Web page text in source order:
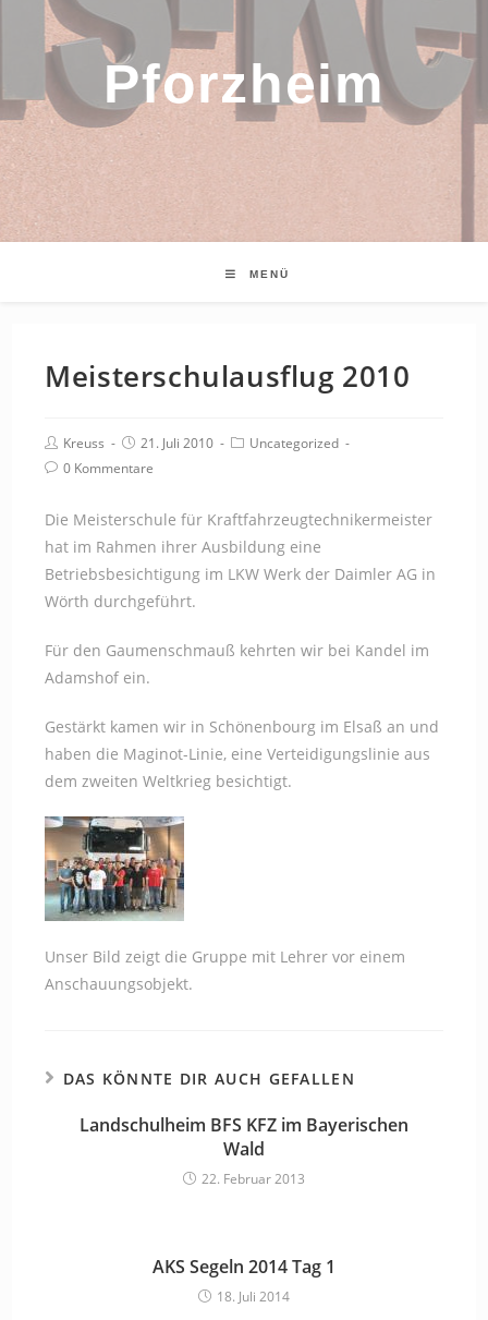
Pforzheim
MENÜ
Meisterschulausflug 2010
Beitrags-
Autor:
Kreuss
Beitrag
veröffentlicht:
21. Juli 2010
Beitrags-
Uncategorized
Beitrags-
0 Kommentare
Die Meisterschule für Kraftfahrzeugtechnikermeister
hat im Rahmen ihrer Ausbildung eine
Betriebsbesichtigung im LKW Werk der Daimler AG in
Wörth durchgeführt.
Für den Gaumenschmauß kehrten wir bei Kandel im
Adamshof ein.
Gestärkt kamen wir in Schönenbourg im Elsaß an und
haben die Maginot-Linie, eine Verteidigungslinie aus
dem zweiten Weltkrieg besichtigt.
Unser Bild zeigt die Gruppe mit Lehrer vor einem
Anschauungsobjekt.
DAS KÖNNTE DIR AUCH GEFALLEN
Landschulheim BFS KFZ im Bayerischen
Wald
22. Februar 2013
AKS Segeln 2014 Tag 1
18. Juli 2014